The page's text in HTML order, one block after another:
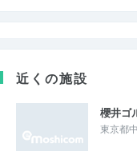
近くの施設
櫻井ゴ
東京都